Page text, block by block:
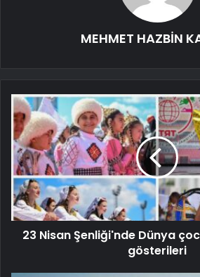
MEHMET HAZBİN
23 Nisan Şenliği'nde Dünya
gösterileri